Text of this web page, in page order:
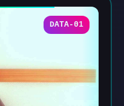
DATA-01